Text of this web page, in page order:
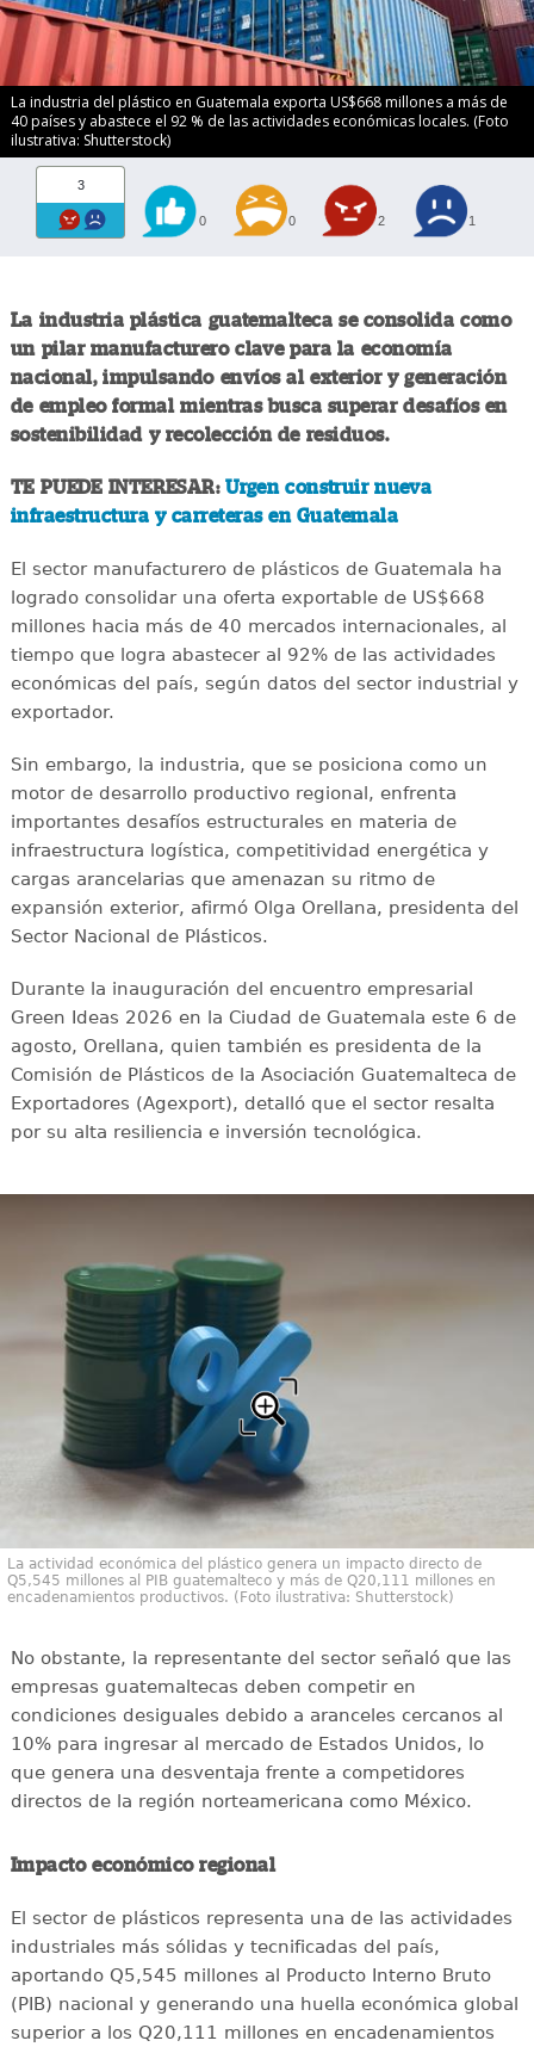
La industria del plástico en Guatemala exporta US$668 millones a más de
40 países y abastece el 92 % de las actividades económicas locales. (Foto
ilustrativa: Shutterstock)
3
0 0 2 1
La industria plástica guatemalteca se consolida como
un pilar manufacturero clave para la economía
nacional, impulsando envíos al exterior y generación
de empleo formal mientras busca superar desafíos en
sostenibilidad y recolección de residuos.
TE PUEDE INTERESAR:Urgen construir nueva
infraestructura y carreteras en Guatemala
El sector manufacturero de plásticos de Guatemala ha
logrado consolidar una oferta exportable de US$668
millones hacia más de 40 mercados internacionales, al
tiempo que logra abastecer al 92% de las actividades
económicas del país, según datos del sector industrial y
exportador.
Sin embargo, la industria, que se posiciona como un
motor de desarrollo productivo regional, enfrenta
importantes desafíos estructurales en materia de
infraestructura logística, competitividad energética y
cargas arancelarias que amenazan su ritmo de
expansión exterior, afirmó Olga Orellana, presidenta del
Sector Nacional de Plásticos.
Durante la inauguración del encuentro empresarial
Green Ideas 2026 en la Ciudad de Guatemala este 6 de
agosto, Orellana, quien también es presidenta de la
Comisión de Plásticos de la Asociación Guatemalteca de
Exportadores (Agexport), detalló que el sector resalta
por su alta resiliencia e inversión tecnológica.
La actividad económica del plástico genera un impacto directo de
Q5,545 millones al PIB guatemalteco y más de Q20,111 millones en
encadenamientos productivos. (Foto ilustrativa: Shutterstock)
No obstante, la representante del sector señaló que las
empresas guatemaltecas deben competir en
condiciones desiguales debido a aranceles cercanos al
10% para ingresar al mercado de Estados Unidos, lo
que genera una desventaja frente a competidores
directos de la región norteamericana como México.
Impacto económico regional
El sector de plásticos representa una de las actividades
industriales más sólidas y tecnificadas del país,
aportando Q5,545 millones al Producto Interno Bruto
(PIB) nacional y generando una huella económica global
superior a los Q20,111 millones en encadenamientos